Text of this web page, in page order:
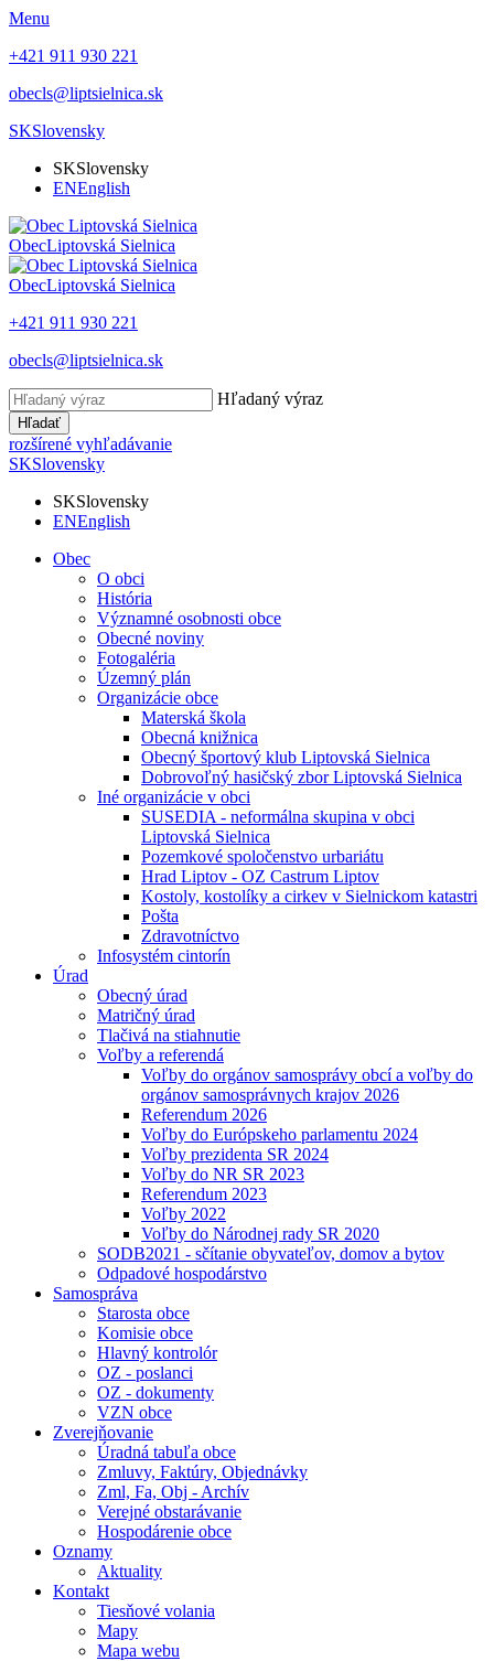
Menu
+421 911 930 221
obecls@liptsielnica.sk
SKSlovensky
SKSlovensky
ENEnglish
ObecLiptovská Sielnica
ObecLiptovská Sielnica
+421 911 930 221
obecls@liptsielnica.sk
Hľadaný výraz
Hľadať
rozšírené vyhľadávanie
SKSlovensky
SKSlovensky
ENEnglish
Obec
O obci
História
Významné osobnosti obce
Obecné noviny
Fotogaléria
Územný plán
Organizácie obce
Materská škola
Obecná knižnica
Obecný športový klub Liptovská Sielnica
Dobrovoľný hasičský zbor Liptovská Sielnica
Iné organizácie v obci
SUSEDIA - neformálna skupina v obci
Liptovská Sielnica
Pozemkové spoločenstvo urbariátu
Hrad Liptov - OZ Castrum Liptov
Kostoly, kostolíky a cirkev v Sielnickom katastri
Pošta
Zdravotníctvo
Infosystém cintorín
Úrad
Obecný úrad
Matričný úrad
Tlačivá na stiahnutie
Voľby a referendá
Voľby do orgánov samosprávy obcí a voľby do
orgánov samosprávnych krajov 2026
Referendum 2026
Voľby do Európskeho parlamentu 2024
Voľby prezidenta SR 2024
Voľby do NR SR 2023
Referendum 2023
Voľby 2022
Voľby do Národnej rady SR 2020
SODB2021 - sčítanie obyvateľov, domov a bytov
Odpadové hospodárstvo
Samospráva
Starosta obce
Komisie obce
Hlavný kontrolór
OZ - poslanci
OZ - dokumenty
VZN obce
Zverejňovanie
Úradná tabuľa obce
Zmluvy, Faktúry, Objednávky
Zml, Fa, Obj - Archív
Verejné obstarávanie
Hospodárenie obce
Oznamy
Aktuality
Kontakt
Tiesňové volania
Mapy
Mapa webu